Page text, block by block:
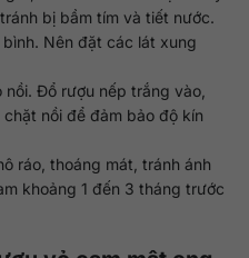
bị bầm tím và tiết nước.
Nên đặt các lát xung
Đổ rượu nếp trắng vào,
nồi để đảm bảo độ kín
ráo, thoáng mát, tránh ánh
khoảng 1 đến 3 tháng trước